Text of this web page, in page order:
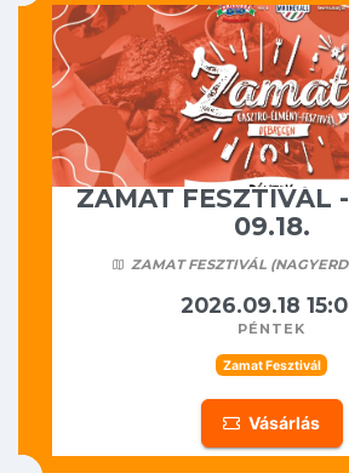
ZAMAT FESZTIVÁL
09.18.
ZAMAT FESZTIVÁL
2026.09.18
péntek
Zamat Fesztivál
Vásárlás